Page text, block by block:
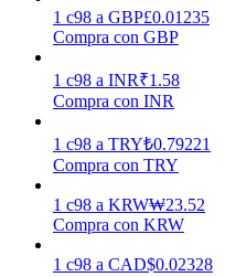
1 c98 a GBP£0.01235
Compra con GBP
1 c98 a INR₹1.58
Compra con INR
1 c98 a TRY₺0.79221
Compra con TRY
1 c98 a KRW₩23.52
Compra con KRW
1 c98 a CAD$0.02328